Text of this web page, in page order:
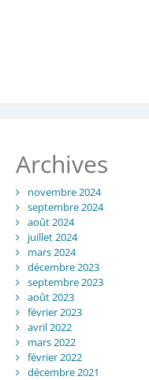
Archives
novembre 2024
septembre 2024
août 2024
juillet 2024
mars 2024
décembre 2023
septembre 2023
août 2023
février 2023
avril 2022
mars 2022
février 2022
décembre 2021